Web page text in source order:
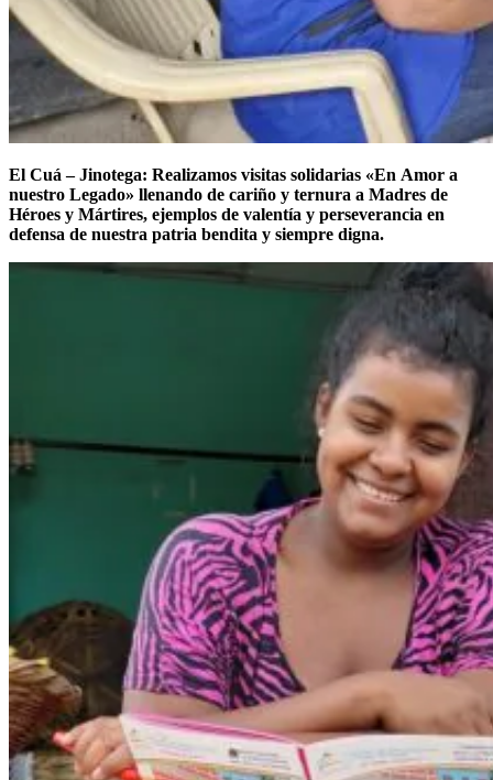
El Cuá – Jinotega: Realizamos visitas solidarias «En Amor a
nuestro Legado» llenando de cariño y ternura a Madres de
Héroes y Mártires, ejemplos de valentía y perseverancia en
defensa de nuestra patria bendita y siempre digna.